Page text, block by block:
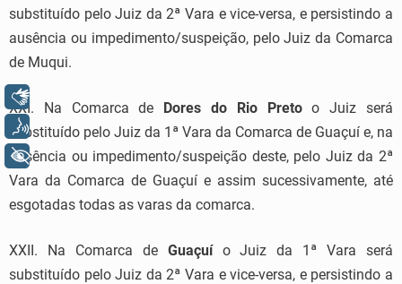
substituído pelo Juiz da 2ª Vara e vice-versa, e persistindo a
ausência ou impedimento/suspeição, pelo Juiz da Comarca
de Muqui.
XXI. Na Comarca de Dores do Rio Pretoo Juiz será
substituído pelo Juiz da 1ª Vara da Comarca de Guaçuí e, na
ausência ou impedimento/suspeição deste, pelo Juiz da 2ª
Vara da Comarca de Guaçuí e assim sucessivamente, até
esgotadas todas as varas da comarca.
XXII. Na Comarca de Guaçuío Juiz da 1ª Vara será
substituído pelo Juiz da 2ª Vara e vice-versa, e persistindo a
Voz
+ Acessibilidade